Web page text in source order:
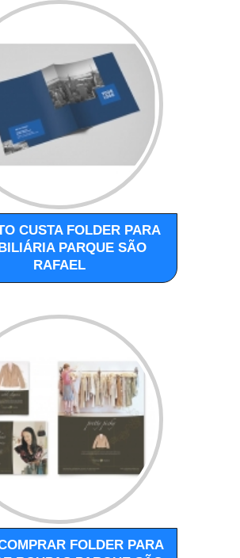
CUSTA FOLDER PARA
PARQUE SÃO
RAFAEL
FOLDER PARA